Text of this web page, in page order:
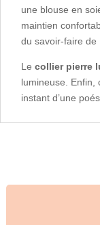
une blouse en
maintien
du savoir-faire de
Le collier pierre
lumineuse. Enfin,
instant d’une